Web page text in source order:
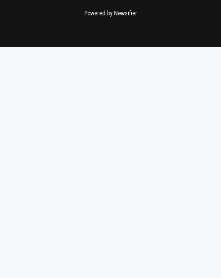
Powered by Newsifier